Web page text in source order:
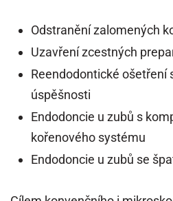
Odstranění zalomených
Uzavření zcestných
Reendodontické ošetření
úspěšnosti
Endodoncie u zubů s
kořenového systému
Endodoncie u zubů se